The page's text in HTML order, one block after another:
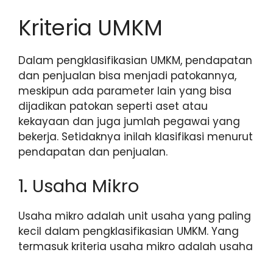
Kriteria UMKM
Dalam pengklasifikasian UMKM, pendapatan
dan penjualan bisa menjadi patokannya,
meskipun ada parameter lain yang bisa
dijadikan patokan seperti aset atau
kekayaan dan juga jumlah pegawai yang
bekerja. Setidaknya inilah klasifikasi menurut
pendapatan dan penjualan.
1. Usaha Mikro
Usaha mikro adalah unit usaha yang paling
kecil dalam pengklasifikasian UMKM. Yang
termasuk kriteria usaha mikro adalah usaha